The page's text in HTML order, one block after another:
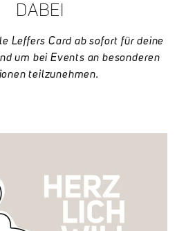
DABEI
Leffers Card ab sofort für deine
um bei Events an besonderen
teilzunehmen.